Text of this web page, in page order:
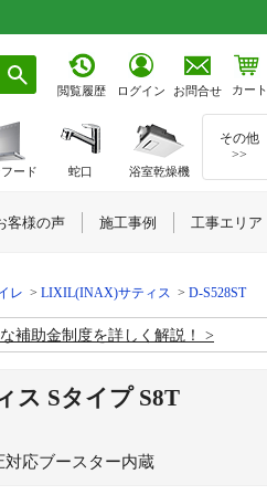
閲覧履歴 ログイン お問合せ カート
レ LIXIL(INAX)サティス D-S528ST
補助金制度を詳しく解説！
ス Sタイプ S8T
応ブースター内蔵
ード 蛇口 浴室乾燥機
その他
>>
客様の声 施工事例 工事エリア